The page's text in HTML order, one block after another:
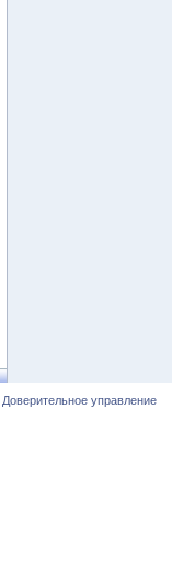
Доверительное управление